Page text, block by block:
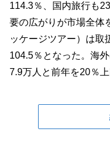
114.3％、国内旅行も
要の広がりが市場全体
ッケージツアー）は取
104.5％となった。海
7.9万人と前年を20％